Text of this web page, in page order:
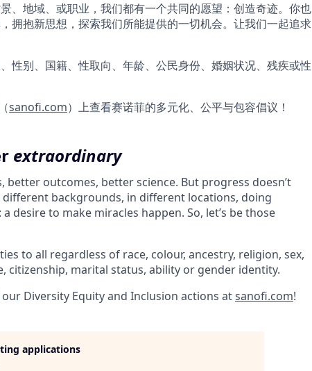
地域、或职业，我们都有一个共同的愿望：创造奇迹。你也
拥抱新思想，探索我们所能提供的一切机会。让我们一起追求
性别、国籍、性取向、年龄、公民身份、婚姻状况、残疾或性
sanofi.com）上查看赛诺菲的多元化、公平与包容倡议！
extraordinary
outcomes, better science. But progress doesn’t
backgrounds, in different locations, doing
desire to make miracles happen. So, let’s be those
to all regardless of race, colour, ancestry, religion, sex,
citizenship, marital status, ability or gender identity.
Diversity Equity and Inclusion actions atsanofi.com!
applications